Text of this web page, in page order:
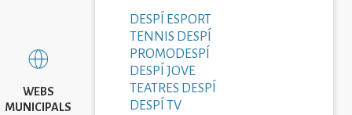
WEBS
MUNICIPALS
DESPÍ ESPORT
TENNIS DESPÍ
PROMODESPÍ
DESPÍ JOVE
TEATRES DESPÍ
DESPÍ TV